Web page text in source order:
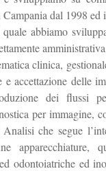
dal 1998
abbiamo
clinica,
accettazione delle
dei flussi
per immagine,
che segue
odontoiatriche ed